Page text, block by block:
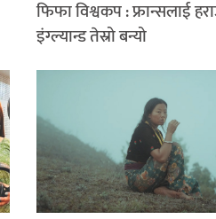
फिफा विश्वकप : फ्रान्सलाई
इंग्ल्यान्ड तेस्रो बन्यो